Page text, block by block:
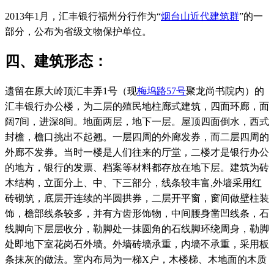
2013年1月，汇丰银行福州分行作为“烟台山近代建筑群”的一
部分，公布为省级文物保护单位。
四、建筑形态：
遗留在原大岭顶汇丰弄1号（现梅坞路57号聚龙尚书院内）的
汇丰银行办公楼，为二层的殖民地柱廊式建筑，四面环廊，面
阔7间，进深8间。地面两层，地下一层。屋顶四面倒水，西式
封檐，檐口挑出不起翘。一层四周的外廊发券，而二层四周的
外廊不发券。当时一楼是人们往来的厅堂，二楼才是银行办公
的地方，银行的发票、档案等材料都存放在地下层。建筑为砖
木结构，立面分上、中、下三部分，线条较丰富,外墙采用红
砖砌筑，底层开连续的半圆拱券，二层开平窗，窗间做壁柱装
饰，檐部线条较多，并有方齿形饰物，中间腰身凿凹线条，石
线脚向下层层收分，勒脚处一抹圆角的石线脚环绕周身，勒脚
处即地下室花岗石外墙。外墙砖墙承重，内墙不承重，采用板
条抹灰的做法。室内布局为一梯X户，木楼梯、木地面的木质